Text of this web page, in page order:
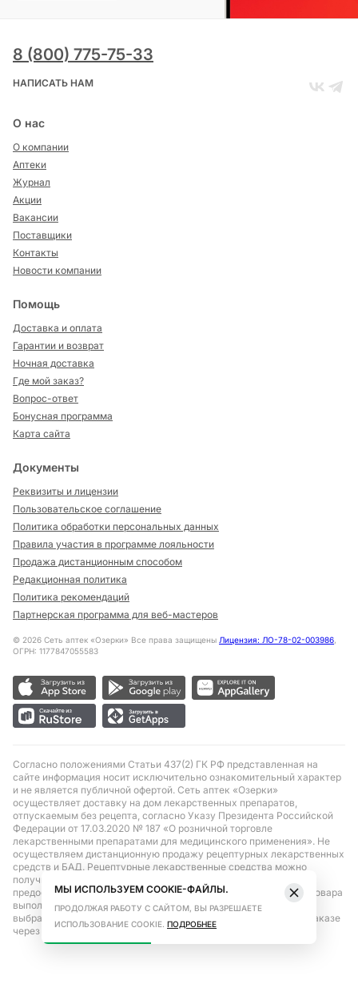
8 (800) 775-75-33
НАПИСАТЬ НАМ
О нас
О компании
Аптеки
Журнал
Акции
Вакансии
Поставщики
Контакты
Новости компании
Помощь
Доставка и оплата
Гарантии и возврат
Ночная доставка
Где мой заказ?
Вопрос-ответ
Бонусная программа
Карта сайта
Документы
Реквизиты и лицензии
Пользовательское соглашение
Политика обработки персональных данных
Правила участия в программе лояльности
Продажа дистанционным способом
Редакционная политика
Политика рекомендаций
Партнерская программа для веб-мастеров
© 2026 Сеть аптек «Озерки» Все права защищены Лицензия: ЛО-78-02-003986,
ОГРН: 1177847055583
Согласно положениями Статьи 437(2) ГК РФ представленная на
сайте информация носит исключительно ознакомительный характер
и не является публичной офертой. Сеть аптек «Озерки»
осуществляет доставку на дом лекарственных препаратов,
отпускаемым без рецепта, согласно Указу Президента Российской
Федерации от 17.03.2020 № 187 «О розничной торговле
лекарственными препаратами для медицинского применения». Не
осуществляем дистанционную продажу рецептурных лекарственных
средств и БАД. Рецептурные лекарственные средства можно
получить только при помощи самовывоза в аптеке при
предоставлении рецепта, выписанного врачом. Бронирование товара
выполняется при условиях последующего выкупа заказа в
выбранном аптечном пункте. Цена действительна только при заказе
через сайт.
МЫ ИСПОЛЬЗУЕМ COOKIE-ФАЙЛЫ.
ПРОДОЛЖАЯ РАБОТУ С САЙТОМ, ВЫ РАЗРЕШАЕТЕ
ИСПОЛЬЗОВАНИЕ COOKIE. ПОДРОБНЕЕ